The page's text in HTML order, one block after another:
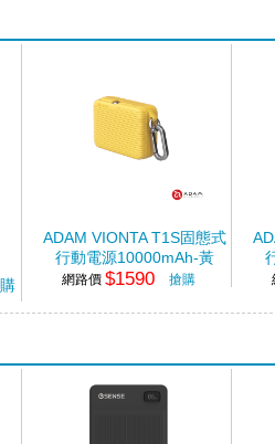
ADAM VIONTA T1S固態式
行動電源10000mAh-黃
網路價 $1590 搶購